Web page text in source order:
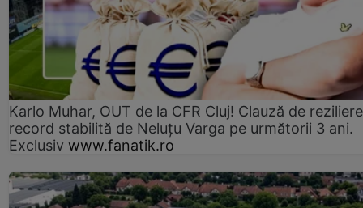
Karlo Muhar, OUT de la CFR Cluj! Clauză de reziliere
record stabilită de Neluțu Varga pe următorii 3 ani.
Exclusiv www.fanatik.ro